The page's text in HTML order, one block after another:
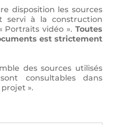
disposition les sources
servi à la construction
Portraits vidéo ». Toutes
est strictement
des sources utilisés
consultablesdans
projet ».